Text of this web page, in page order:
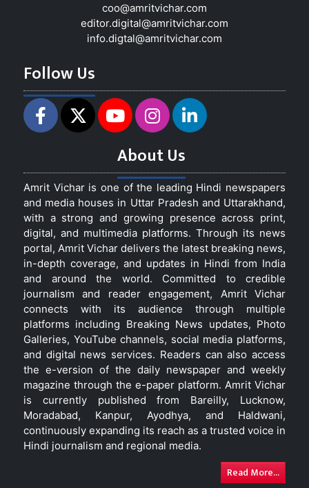
coo@amritvichar.com
editor.digital@amritvichar.com
info.digtal@amritvichar.com
Follow Us
About Us
Amrit Vichar is one of the leading Hindi newspapers
and media houses in Uttar Pradesh and Uttarakhand,
with a strong and growing presence across print,
digital, and multimedia platforms. Through its news
portal, Amrit Vichar delivers the latest breaking news,
in-depth coverage, and updates in Hindi from India
and around the world. Committed to credible
journalism and reader engagement, Amrit Vichar
connects with its audience through multiple
platforms including Breaking News updates, Photo
Galleries, YouTube channels, social media platforms,
and digital news services. Readers can also access
the e-version of the daily newspaper and weekly
magazine through the e-paper platform. Amrit Vichar
is currently published from Bareilly, Lucknow,
Moradabad, Kanpur, Ayodhya, and Haldwani,
continuously expanding its reach as a trusted voice in
Hindi journalism and regional media.
Read More...